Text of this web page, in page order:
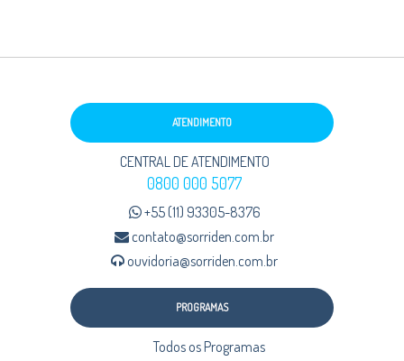
ATENDIMENTO
CENTRAL DE ATENDIMENTO
0800 000 5077
+55 (11) 93305-8376
contato@sorriden.com.br
ouvidoria@sorriden.com.br
PROGRAMAS
Todos os Programas